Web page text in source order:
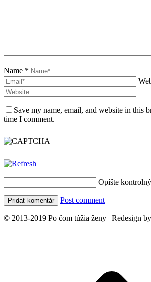
Name *
Save my name, email, and website in this
time I comment.
Opíšte
Post comment
© 2013-2019 Po čom túžia ženy | Redesign